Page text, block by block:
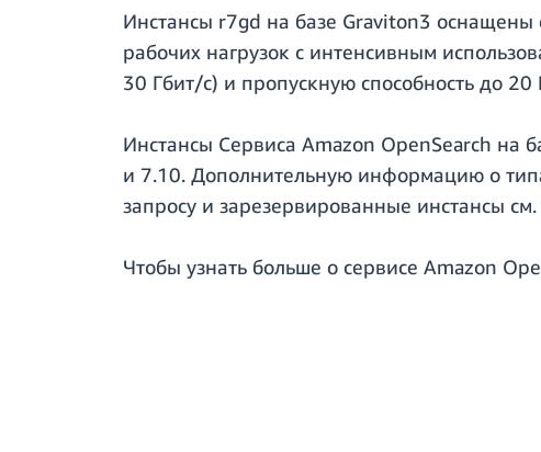
Инстансы r7gd на базе Graviton3
рабочих нагрузок с интенсивным
30 Гбит/с) и пропускную способность до
Инстансы Сервиса Amazon OpenSearch на
и 7.10. Дополнительную информацию о
запросу и зарезервированные инстансы см.
Чтобы узнать больше о сервисе Amazon